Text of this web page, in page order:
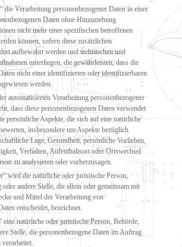
die Verarbeitung personenbezogener Daten in einer
Daten ohne Hinzuziehung
nicht mehr einer spezifischen betroffenen
können, sofern diese zusätzlichen
aufbewahrt werden und technischen und
unterliegen, die gewährleisten, dass die
nicht einer identifizierten oder identifizierbaren
werden.
automatisierten Verarbeitung personenbezogener
dass diese personenbezogenen Daten verwendet
persönliche Aspekte, die sich auf eine natürliche
insbesondere um Aspekte bezüglich
Lage, Gesundheit, persönliche Vorlieben,
Verhalten, Aufenthaltsort oder Ortswechsel
zu analysieren oder vorherzusagen.
wird die natürliche oder juristische Person,
andere Stelle, die allein oder gemeinsam mit
und Mittel der Verarbeitung von
entscheidet, bezeichnet.
eine natürliche oder juristische Person, Behörde,
Stelle, die personenbezogene Daten im Auftrag